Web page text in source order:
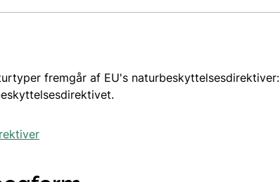
fremgår af EU's naturbeskyttelsesdirektiver: